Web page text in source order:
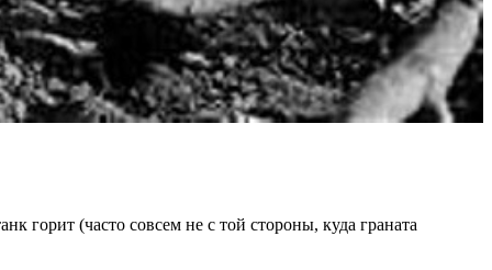
горит (часто совсем не с той стороны, куда граната